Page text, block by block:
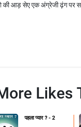
की आड़ सेए एक अंग्रेजी ढ़ंग पर
Likes
पहला प्यार ? - 2